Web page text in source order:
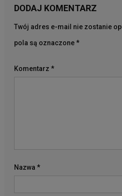
DODAJ KOMENTARZ
Twój adres e-mail nie zostanie
pola są oznaczone*
Komentarz *
Nazwa *